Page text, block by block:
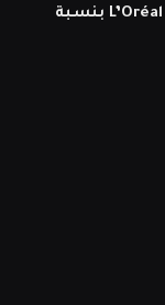
التجميل الفرنسية L’Oréal H1 بنسبة